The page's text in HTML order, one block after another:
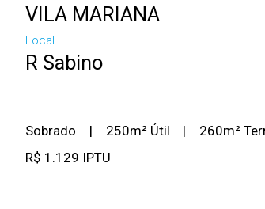
VILA MARIANA
Local
R Sabino
Sobrado | 250m² Útil | 260m²
R$ 1.129 IPTU